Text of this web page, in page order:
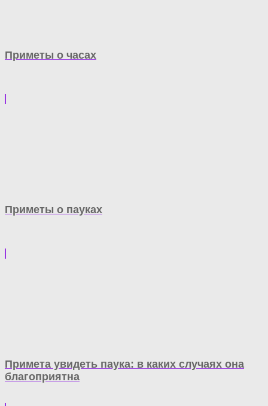
Приметы о часах
Приметы о пауках
Примета увидеть паука: в каких случаях она
благоприятна